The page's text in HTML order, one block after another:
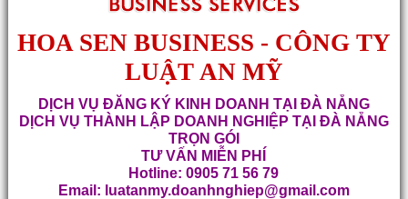
HOA SEN BUSINESS - CÔNG TY
LUẬT AN MỸ
DỊCH VỤ ĐĂNG KÝ KINH DOANH TẠI ĐÀ NẴNG
DỊCH VỤ THÀNH LẬP DOANH NGHIỆP TẠI ĐÀ NẴNG
TRỌN GÓI
TƯ VẤN MIỄN PHÍ
Hotline: 0905 71 56 79
Email: luatanmy.doanhnghiep@gmail.com